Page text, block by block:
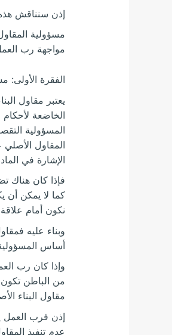
إذن سنناقش
مسؤولية
مواجهة رب
الفقرة الأولى:
يعتبر مقاول
الخاضعة
المسؤولية
المقاول
الإشارة في المادة 771 من القانون المدني المصري في فقرتها
فإذا كان هناك
كما لا يمكن أن
نكون أمام
وبناء عليه
أساس
وإذا كان رب
من الباطن
مقاول البناء
إذن فرب العمل
عدم تنفيذ